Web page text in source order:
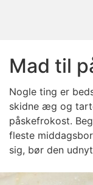
Mad til
Nogle ting er
skidne æg og
påskefrokost.
fleste
sig, bør den